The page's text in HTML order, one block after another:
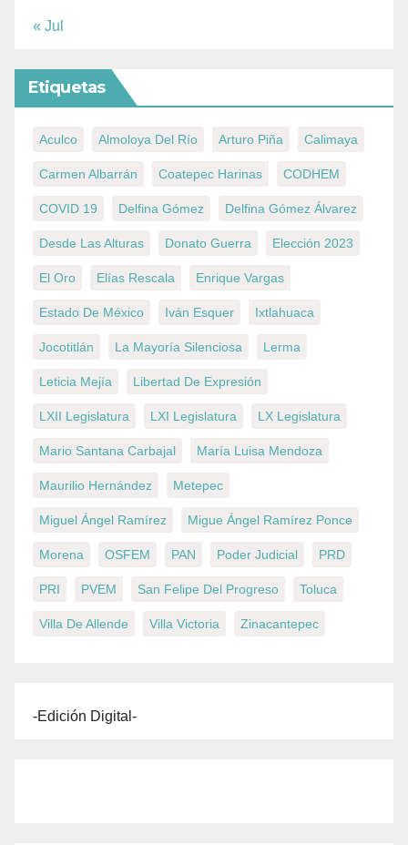
« Jul
Etiquetas
Aculco Almoloya Del Río Arturo Piña Calimaya
Carmen Albarrán Coatepec Harinas CODHEM
COVID 19 Delfina Gómez Delfina Gómez Álvarez
Desde Las Alturas Donato Guerra Elección 2023
El Oro Elías Rescala Enrique Vargas
Estado De México Iván Esquer Ixtlahuaca
Jocotitlán La Mayoría Silenciosa Lerma
Leticia Mejía Libertad De Expresión
LXII Legislatura LXI Legislatura LX Legislatura
Mario Santana Carbajal María Luisa Mendoza
Maurilio Hernández Metepec
Miguel Ángel Ramírez Migue Ángel Ramírez Ponce
Morena OSFEM PAN Poder Judicial PRD
PRI PVEM San Felipe Del Progreso Toluca
Villa De Allende Villa Victoria Zinacantepec
-Edición Digital-